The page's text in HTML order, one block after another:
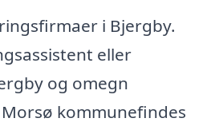
i Bjergby.
eller
og omegn
kommunefindes